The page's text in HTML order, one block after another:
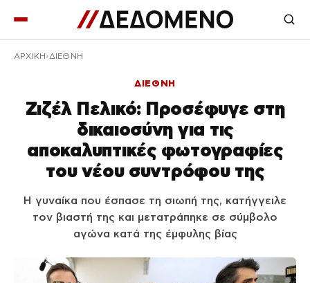
ΑΡΧΙΚΉ ΔΙΕΘΝΗ
ΔΙΕΘΝΗ
Ζιζέλ Πελικό: Προσέφυγε στη
δικαιοσύνη για τις
αποκαλυπτικές φωτογραφίες
του νέου συντρόφου της
Η γυναίκα που έσπασε τη σιωπή της, κατήγγειλε
τον βιαστή της και μετατράπηκε σε σύμβολο
αγώνα κατά της έμφυλης βίας